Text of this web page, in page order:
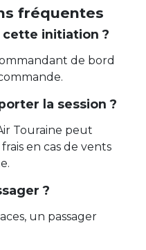
fréquentes
initiation ?
de bord
la session ?
Touraine peut
en cas de vents
?
un passager